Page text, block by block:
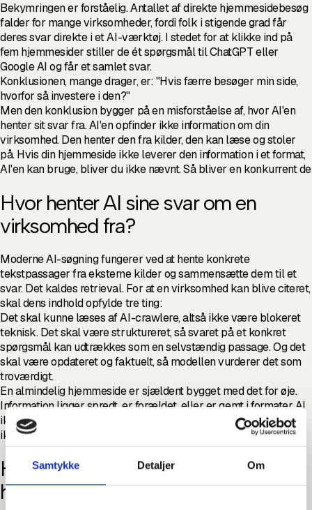
Samtykke Detaljer Om
Bekymringen er forståelig. Antallet af direkte hjemmesidebesøg
falder for mange virksomheder, fordi folk i stigende grad får
deres svar direkte i et AI-værktøj. I stedet for at klikke ind på
fem hjemmesider stiller de ét spørgsmål til ChatGPT eller
Google AI og får et samlet svar.
Konklusionen, mange drager, er: "Hvis færre besøger min side,
hvorfor så investere i den?"
Men den konklusion bygger på en misforståelse af, hvor AI'en
henter sit svar fra. AI'en opfinder ikke information om din
virksomhed. Den henter den fra kilder, den kan læse og stoler
på. Hvis din hjemmeside ikke leverer den information i et format,
AI'en kan bruge, bliver du ikke nævnt. Så bliver en konkurrent de
Hvor henter AI sine svar om en
virksomhed fra?
Moderne AI-søgning fungerer ved at hente konkrete
tekstpassager fra eksterne kilder og sammensætte dem til et
svar. Det kaldes retrieval. For at en virksomhed kan blive citeret,
skal dens indhold opfylde tre ting:
Det skal kunne læses af AI-crawlere, altså ikke være blokeret
teknisk. Det skal være struktureret, så svaret på et konkret
spørgsmål kan udtrækkes som en selvstændig passage. Og det
skal være opdateret og faktuelt, så modellen vurderer det som
troværdigt.
En almindelig hjemmeside er sjældent bygget med det for øje.
Information ligger spredt, er forældet, eller er gemt i formater AI
ikke kan tolke. Resultatet er, at virksomheden har viden, men
ikke bliver fundet.
Hvordan gør en AI-kundeservice din
hjemmeside mere synlig i AI-svar?